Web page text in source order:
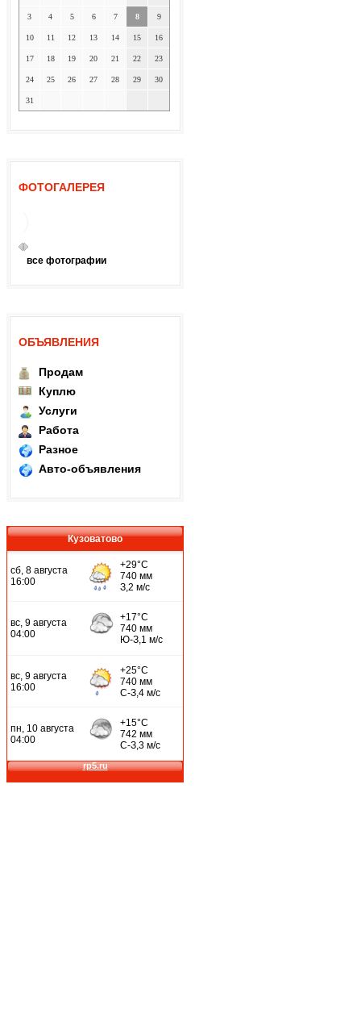
3 4 5 6 7 8 9
10 11 12 13 14 15 16
17 18 19 20 21 22 23
24 25 26 27 28 29 30
31
ФОТОГАЛЕРЕЯ
все фотографии
ОБЪЯВЛЕНИЯ
Продам
Куплю
Услуги
Работа
Разное
Авто-объявления
Кузоватово